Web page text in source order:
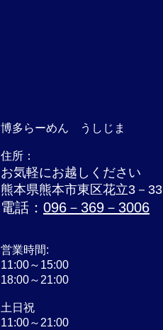
博多らーめん うしじま
住所：
お気軽にお越しください
熊本県熊本市東区花立3－
電話： 096－369－3006
営業時間:
11:00～15:00
18:00～21:00
土日祝
11:00～21:00